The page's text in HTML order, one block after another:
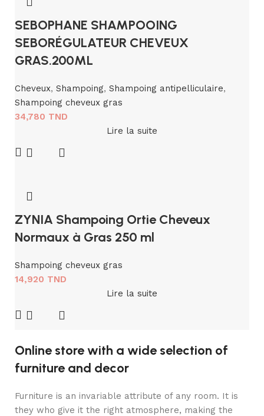
SEBOPHANE SHAMPOOING
SEBORÉGULATEUR CHEVEUX
GRAS.200ML
Cheveux, Shampoing, Shampoing antipelliculaire,
Shampoing cheveux gras
34,780 TND
Lire la suite
ZYNIA Shampoing Ortie Cheveux
Normaux à Gras 250 ml
Shampoing cheveux gras
14,920 TND
Lire la suite
Online store with a wide selection of
furniture and decor
Furniture is an invariable attribute of any room. It is
they who give it the right atmosphere, making the